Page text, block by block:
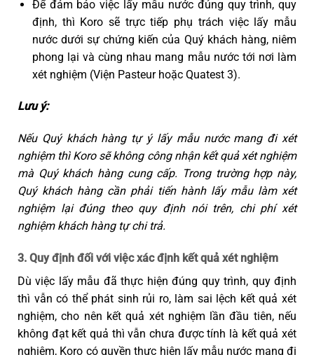
Để đảm bảo việc lấy mẫu nước đúng quy trình, quy
định, thì Koro sẽ trực tiếp phụ trách việc lấy mẫu
nước dưới sự chứng kiến của Quý khách hàng, niêm
phong lại và cùng nhau mang mẫu nước tới nơi làm
xét nghiệm (Viện Pasteur hoặc Quatest 3).
Lưu ý:
Nếu Quý khách hàng tự ý lấy mẫu nước mang đi xét
nghiệm thì Koro sẽ không công nhận kết quả xét nghiệm
mà Quý khách hàng cung cấp. Trong trường hợp này,
Quý khách hàng cần phải tiến hành lấy mẫu làm xét
nghiệm lại đúng theo quy định nói trên, chi phí xét
nghiệm khách hàng tự chi trả.
3. Quy định đối với việc xác định kết quả xét nghiệm
Dù việc lấy mẫu đã thực hiện đúng quy trình, quy định
thì vẫn có thể phát sinh rủi ro, làm sai lệch kết quả xét
nghiệm, cho nên kết quả xét nghiệm lần đầu tiên, nếu
không đạt kết quả thì vẫn chưa được tính là kết quả xét
nghiệm, Koro có quyền thực hiện lấy mẫu nước mang đi